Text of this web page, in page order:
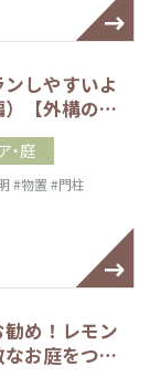
しやすいよ
）【外構の…
・庭
#物置 #門柱
め！レモン
なお庭をつ…